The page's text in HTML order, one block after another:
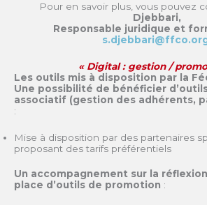
Pour en savoir plus, vous pouvez
Djebbari,
Responsable juridique et
« Digital : gestion /
Les outils mis à disposition par la
Une possibilité de bénéficier
associatif (gestion des adhérents,
:
Mise à disposition par des partenaires
proposant des tarifs préférentiels
Un accompagnement sur la
place d’outils de promotion :